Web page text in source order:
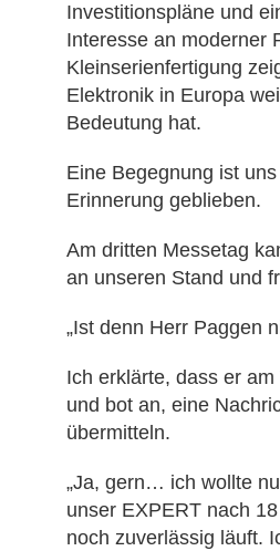
Investitionspläne und
Interesse an moderner
Kleinserienfertigung
Elektronik in Europa
Bedeutung hat.
Eine Begegnung ist
Erinnerung geblieben.
Am dritten Messetag
an unseren Stand und
„Ist denn Herr Paggen
Ich erklärte, dass er am
und bot an, eine
übermitteln.
„Ja, gern… ich wollte
unser EXPERT nach
noch zuverlässig läuft.